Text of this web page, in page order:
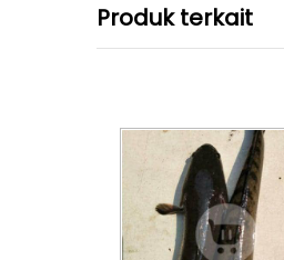
Produk terkait